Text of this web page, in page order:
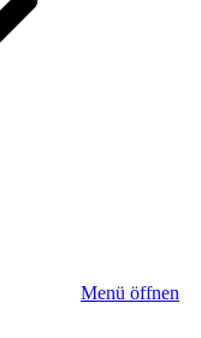
Menü öffnen